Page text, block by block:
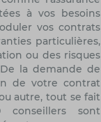
à vos besoins
vos contrats
particulières,
ou des risques
la demande de
de votre contrat
autre, tout se fait
sont